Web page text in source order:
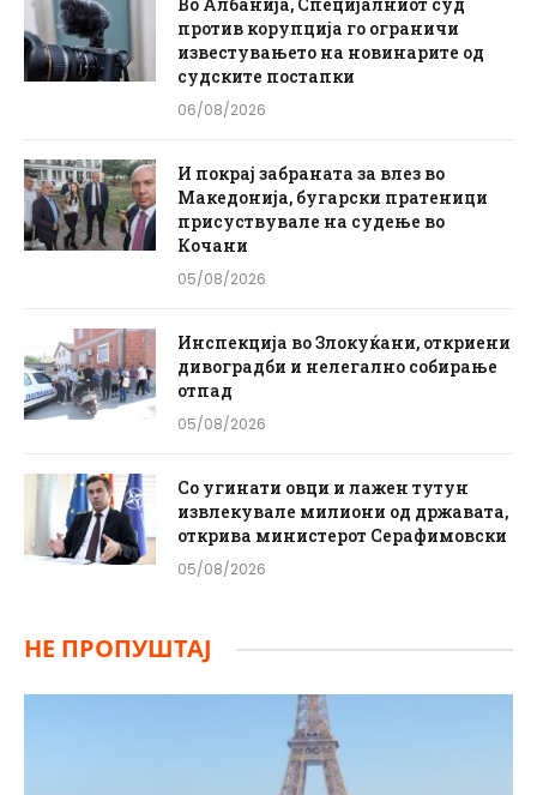
против корупција го ограничи
известувањето на новинарите од
судските постапки
06/08/2026
И покрај забраната за влез во
Македонија, бугарски пратеници
присуствувале на судење во
Кочани
05/08/2026
Инспекција во Злокуќани, откриени
дивоградби и нелегално собирање
отпад
05/08/2026
Со угинати овци и лажен тутун
извлекувале милиони од државата,
открива министерот Серафимовски
05/08/2026
НЕ ПРОПУШТАЈ